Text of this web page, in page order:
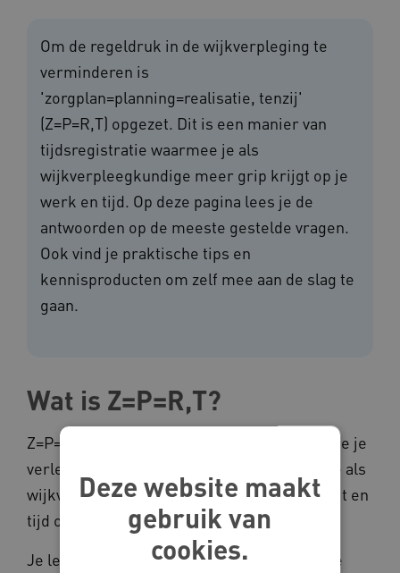
Om de regeldruk in de wijkverpleging te
verminderen is
'zorgplan=planning=realisatie, tenzij'
(Z=P=R,T) opgezet. Dit is een manier van
tijdsregistratie waarmee je als
wijkverpleegkundige meer grip krijgt op je
werk en tijd. Op deze pagina lees je de
antwoorden op de meeste gestelde vragen.
Ook vind je praktische tips en
kennisproducten om zelf mee aan de slag te
gaan.
Wat is Z=P=R,T?
Z=P=R,T is een andere manier om de zorg die je
verleent vast te leggen. Met Z=P=R,T krijg je als
wijkverpleegkundige meer regie, flexibiliteit en
tijd om je werk te doen.
Je legt niet meer achteraf vast, zoals met de
Deze website maakt
gebruik van
cookies.